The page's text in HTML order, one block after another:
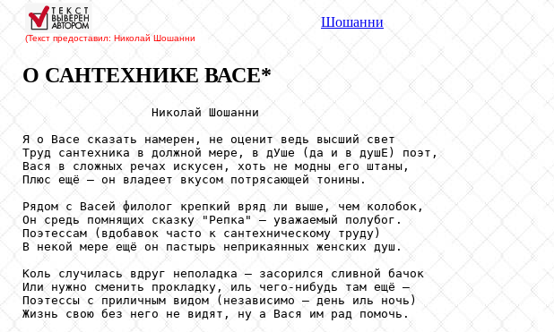
(Текст предоставил: Николай Шошанни
Шошанни
О САНТЕХНИКЕ ВАСЕ*
                  Николай Шошанни
Я о Васе сказать намерен, не оценит ведь высший свет
Труд сантехника в должной мере, в дУше (да и в душЕ) поэт,
Вася в сложных речах искусен, хоть не модны его штаны,
Плюс ещё — он владеет вкусом потрясающей тонины.
Рядом с Васей филолог крепкий вряд ли выше, чем колобок,
Он средь помнящих сказку "Репка" — уважаемый полубог.
Поэтессам (вдобавок часто к сантехническому труду)
В некой мере ещё он пастырь неприкаянных женских душ.
Коль случилась вдруг неполадка — засорился сливной бачок
Или нужно сменить прокладку, иль чего-нибудь там ещё —
Поэтессы с приличным видом (независимо — день иль ночь)
Жизнь свою без него не видят, ну а Вася им рад помочь.